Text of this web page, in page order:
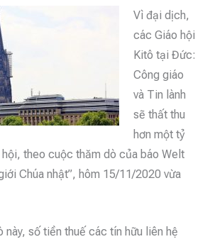
Vì đại dịch,
các Giáo hội
Kitô tại Đức:
Công giáo
và Tin lành
sẽ thất thu
hơn một tỷ
hội, theo cuộc thăm dò của báo Welt
Chúa nhật”, hôm 15/11/2020 vừa
này, số tiền thuế các tín hữu liên hệ